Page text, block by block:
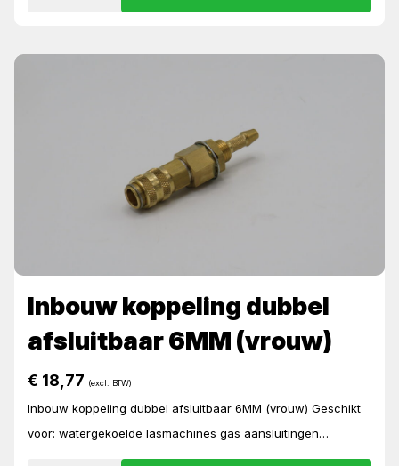
Inbouw koppeling dubbel
afsluitbaar 6MM (vrouw)
€ 18,77 (excl. BTW)
Inbouw koppeling dubbel afsluitbaar 6MM (vrouw) Geschikt
voor: watergekoelde lasmachines gas aansluitingen
lastoortsen aansluitingen tussen verleningen